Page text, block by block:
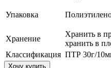
Упаковка
Хранение
Хранить в
хранить в
Классификация ПТР 30г/
Хочу купить